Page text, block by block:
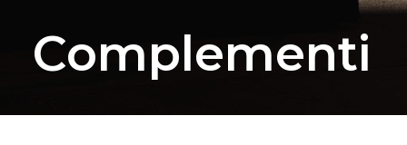
Complementi